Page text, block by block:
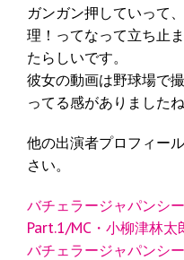
ガンガン押していって
理！ってなって立ち止
たらしいです。
彼女の動画は野球場で
ってる感がありましたね
他の出演者プロフィー
さい。
バチェラージャパンシ
Part.1/MC・小柳津林太
バチェラージャパンシ